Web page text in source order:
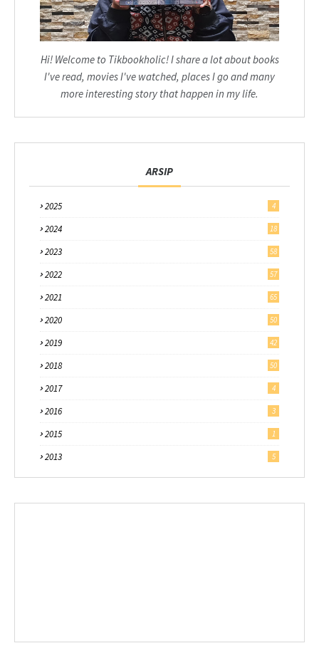
Hi! Welcome to Tikbookholic! I share a lot about books
I've read, movies I've watched, places I go and many
more interesting story that happen in my life.
ARSIP
2025 4
2024 18
2023 58
2022 57
2021 65
2020 50
2019 42
2018 50
2017 4
2016 3
2015 1
2013 5